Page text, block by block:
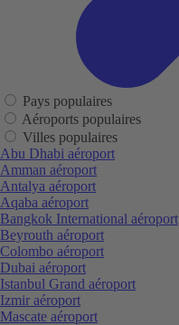
Pays populaires
Aéroports populaires
Villes populaires
Abu Dhabi aéroport
Amman aéroport
Antalya aéroport
Aqaba aéroport
Bangkok International aéroport
Beyrouth aéroport
Colombo aéroport
Dubai aéroport
Istanbul Grand aéroport
Izmir aéroport
Mascate aéroport